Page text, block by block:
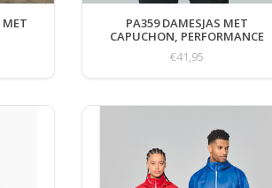
MET
PA359 DAMESJAS MET
CAPUCHON, PERFORMANCE
€41,95